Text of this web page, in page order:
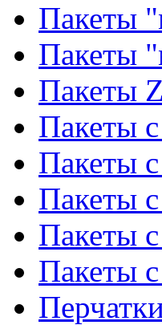
Пакеты
Пакеты
Пакеты
Пакеты
Пакеты
Пакеты
Пакеты
Пакеты